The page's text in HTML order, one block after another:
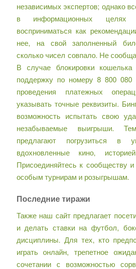
независимых экспертов; однако
в информационных
восприниматься как
нее, на свой заполненный
сколько чисел совпало. Не
В случае блокировки
поддержку по номеру 8 800
проведения платежных
указывать точные реквизиты.
возможность испытать свою
незабываемые выигрыши.
предлагают погрузиться в
вдохновленные кино,
Присоединяйтесь к сообществу
особым турнирам и розыгрышам.
Последние тиражи
Также наш сайт предлагает
и делать ставки на футбол,
дисциплины. Для тех, кто
играть онлайн, трепетное
сочетании с возможностью